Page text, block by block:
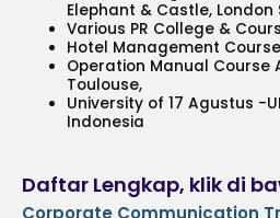
Elephant & Castle, London
Various PR College &
Hotel Management
Operation Manual Course
Toulouse,
University of 17 Agustus -
Indonesia
Daftar Lengkap, klik di